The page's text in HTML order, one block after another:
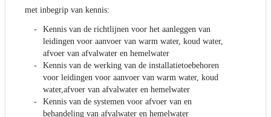
met inbegrip van kennis:
Kennis van de richtlijnen voor het aanleggen van
leidingen voor aanvoer van warm water, koud water,
afvoer van afvalwater en hemelwater
Kennis van de werking van de installatietoebehoren
voor leidingen voor aanvoer van warm water, koud
water,afvoer van afvalwater en hemelwater
Kennis van de systemen voor afvoer van en
behandeling van afvalwater en hemelwater